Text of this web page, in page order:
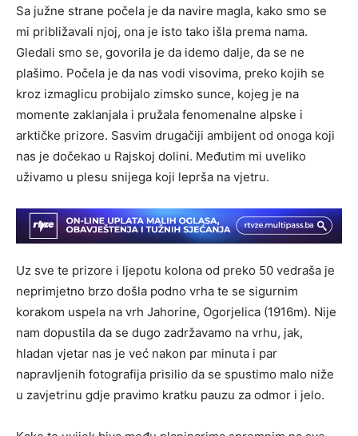
Sa južne strane počela je da navire magla, kako smo se
mi približavali njoj, ona je isto tako išla prema nama.
Gledali smo se, govorila je da idemo dalje, da se ne
plašimo. Počela je da nas vodi visovima, preko kojih se
kroz izmaglicu probijalo zimsko sunce, kojeg je na
momente zaklanjala i pružala fenomenalne alpske i
arktičke prizore. Sasvim drugačiji ambijent od onoga koji
nas je dočekao u Rajskoj dolini. Međutim mi uveliko
uživamo u plesu snijega koji leprša na vjetru.
Uz sve te prizore i ljepotu kolona od preko 50 vedraša je
neprimjetno brzo došla podno vrha te se sigurnim
korakom uspela na vrh Jahorine, Ogorjelica (1916m). Nije
nam dopustila da se dugo zadržavamo na vrhu, jak,
hladan vjetar nas je već nakon par minuta i par
napravljenih fotografija prisilio da se spustimo malo niže
u zavjetrinu gdje pravimo kratku pauzu za odmor i jelo.